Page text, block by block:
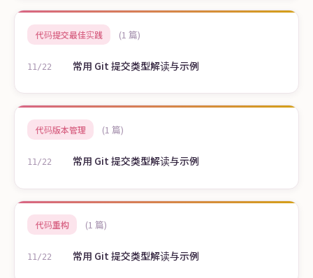
代码提交最佳实践 (1 篇)
11/22 常用 Git 提交类型解读与示例
代码版本管理 (1 篇)
11/22 常用 Git 提交类型解读与示例
代码重构 (1 篇)
11/22 常用 Git 提交类型解读与示例